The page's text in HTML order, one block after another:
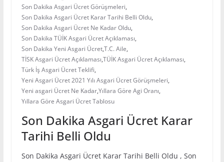
Son Dakika Asgari Ücret Görüşmeleri,
Son Dakika Asgari Ücret Karar Tarihi Belli Oldu,
Son Dakika Asgari Ücret Ne Kadar Oldu,
Son Dakika TÜİK Asgari Ücret Açıklaması,
Son Dakika Yeni Asgari Ücret,T.C. Aile,
TİSK Asgari Ücret Açıklaması,TÜİK Asgari Ücret Açıklaması,
Türk İş Asgari Ücret Teklifi,
Yeni Asgari Ücret 2021 Yılı Asgari Ücret Görüşmeleri,
Yeni asgari Ücret Ne Kadar,Yıllara Göre Agi Oranı,
Yıllara Göre Asgari Ücret Tablosu
Son Dakika Asgari Ücret Karar
Tarihi Belli Oldu
Son Dakika Asgari Ücret Karar Tarihi Belli Oldu , Son